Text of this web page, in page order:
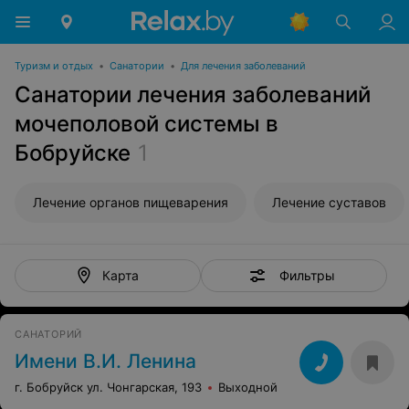
Туризм и отдых • Санатории • Для лечения заболеваний
Санатории лечения заболеваний
мочеполовой системы в
Бобруйске 1
Лечение органов пищеварения Лечение суставов
Карта Фильтры
САНАТОРИЙ
Имени В.И. Ленина
г. Бобруйск ул. Чонгарская, 193 Выходной